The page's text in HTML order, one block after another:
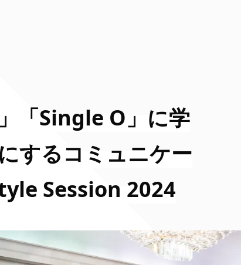
「Single O」に学
するコミュニケー
Session 2024